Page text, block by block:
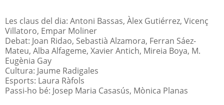
Les claus del dia: Antoni Bassas, Àlex Gutiérrez, Vicenç
Villatoro, Empar Moliner
Debat: Joan Ridao, Sebastià Alzamora, Ferran Sáez-
Mateu, Alba Alfageme, Xavier Antich, Mireia Boya, M.
Eugènia Gay
Cultura: Jaume Radigales
Esports: Laura Ràfols
Passi-ho bé: Josep Maria Casasús, Mònica Planas